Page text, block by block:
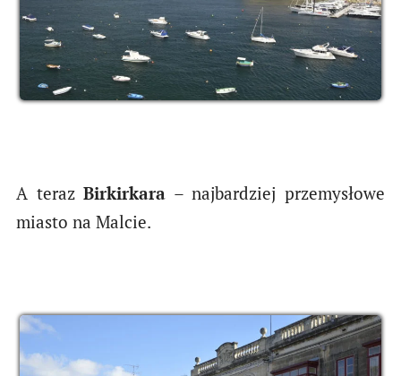
A terazBirkirkara – najbardziej przemysłowe
miasto na Malcie.